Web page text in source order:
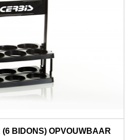
(6 BIDONS) OPVOUWBAAR